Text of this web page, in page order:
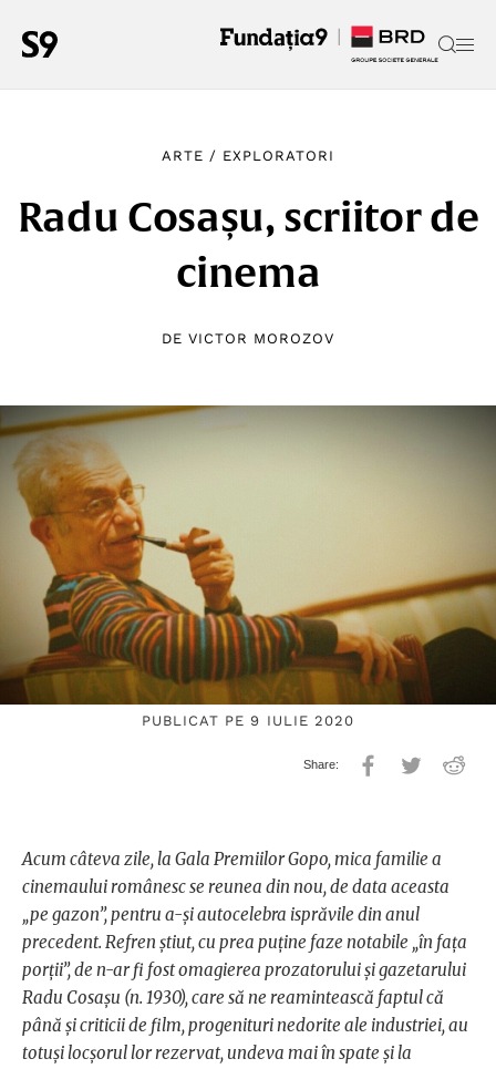
ARTE / EXPLORATORI
Radu Cosașu, scriitor de
cinema
DE VICTOR MOROZOV
PUBLICAT PE 9 IULIE 2020
Acum câteva zile, la Gala Premiilor Gopo, mica familie a
cinemaului românesc se reunea din nou, de data aceasta
„pe gazon”, pentru a-și autocelebra isprăvile din anul
precedent. Refren știut, cu prea puține faze notabile „în fața
porții”, de n-ar fi fost omagierea prozatorului și gazetarului
Radu Cosașu (n. 1930), care să ne reamintească faptul că
până și criticii de film, progenituri nedorite ale industriei, au
totuși locșorul lor rezervat, undeva mai în spate și la